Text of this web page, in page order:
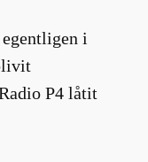
i
P4 låtit